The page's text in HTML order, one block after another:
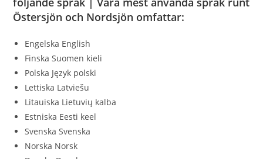
Östersjön och Nordsjön omfattar:
Engelska English
Finska Suomen kieli
Polska Język polski
Lettiska Latviešu
Litauiska Lietuvių kalba
Estniska Eesti keel
Svenska Svenska
Norska Norsk